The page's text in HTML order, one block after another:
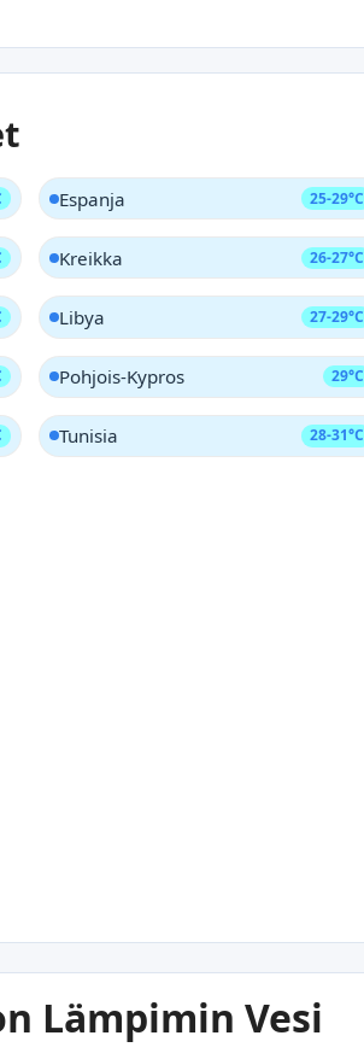
Espanja 25-29°C
Kreikka 26-27°C
Libya 27-29°C
Pohjois-Kypros 29°C
Tunisia 28-31°C
Lämpimin Vesi